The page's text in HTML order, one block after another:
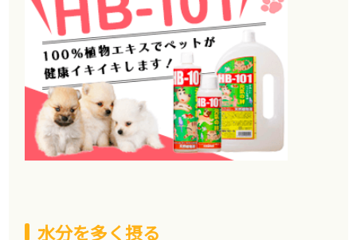
水分を多く摂る